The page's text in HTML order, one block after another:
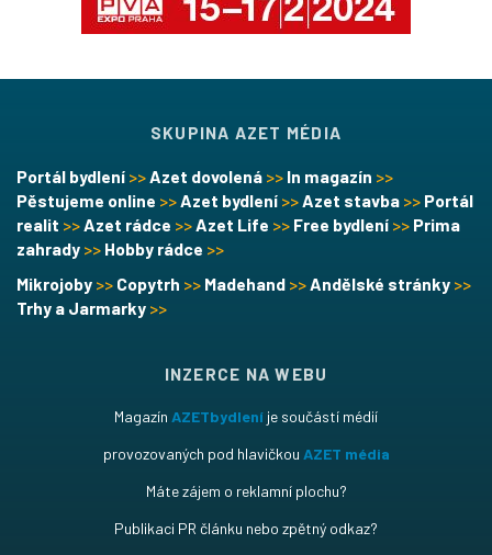
SKUPINA AZET MÉDIA
Portál bydlení >>Azet dovolená >> In magazín >>
Pěstujeme online >>Azet bydlení >>Azet stavba >> Portál
realit >>Azet rádce >>Azet Life >> Free bydlení >> Prima
zahrady >> Hobby rádce >>
Mikrojoby >> Copytrh >> Madehand >>Andělské stránky >>
Trhy a Jarmarky >>
INZERCE NA WEBU
Magazín AZETbydlení je součástí médií
provozovaných pod hlavičkou AZET média
Máte zájem o reklamní plochu?
Publikaci PR článku nebo zpětný odkaz?